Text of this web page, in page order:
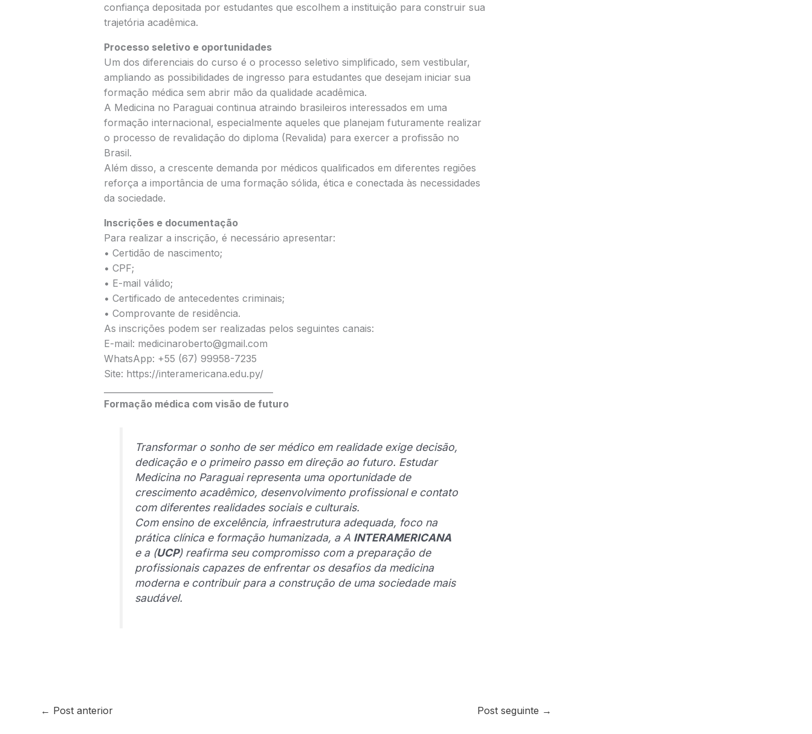
confiança depositada por estudantes que escolhem a instituição para construir sua
trajetória acadêmica.
Processo seletivo e oportunidades
Um dos diferenciais do curso é o processo seletivo simplificado, sem vestibular,
ampliando as possibilidades de ingresso para estudantes que desejam iniciar sua
formação médica sem abrir mão da qualidade acadêmica.
A Medicina no Paraguai continua atraindo brasileiros interessados em uma
formação internacional, especialmente aqueles que planejam futuramente realizar
o processo de revalidação do diploma (Revalida) para exercer a profissão no
Brasil.
Além disso, a crescente demanda por médicos qualificados em diferentes regiões
reforça a importância de uma formação sólida, ética e conectada às necessidades
da sociedade.
Inscrições e documentação
Para realizar a inscrição, é necessário apresentar:
• Certidão de nascimento;
• CPF;
• E-mail válido;
• Certificado de antecedentes criminais;
• Comprovante de residência.
As inscrições podem ser realizadas pelos seguintes canais:
E-mail: medicinaroberto@gmail.com
WhatsApp: +55 (67) 99958-7235
Site: https://interamericana.edu.py/
Formação médica com visão de futuro
Transformar o sonho de ser médico em realidade exige decisão,
dedicação e o primeiro passo em direção ao futuro. Estudar
Medicina no Paraguai representa uma oportunidade de
crescimento acadêmico, desenvolvimento profissional e contato
com diferentes realidades sociais e culturais.
Com ensino de excelência, infraestrutura adequada, foco na
prática clínica e formação humanizada, a A INTERAMERICANA
e a (UCP) reafirma seu compromisso com a preparação de
profissionais capazes de enfrentar os desafios da medicina
moderna e contribuir para a construção de uma sociedade mais
saudável.
← Post anterior Post seguinte →